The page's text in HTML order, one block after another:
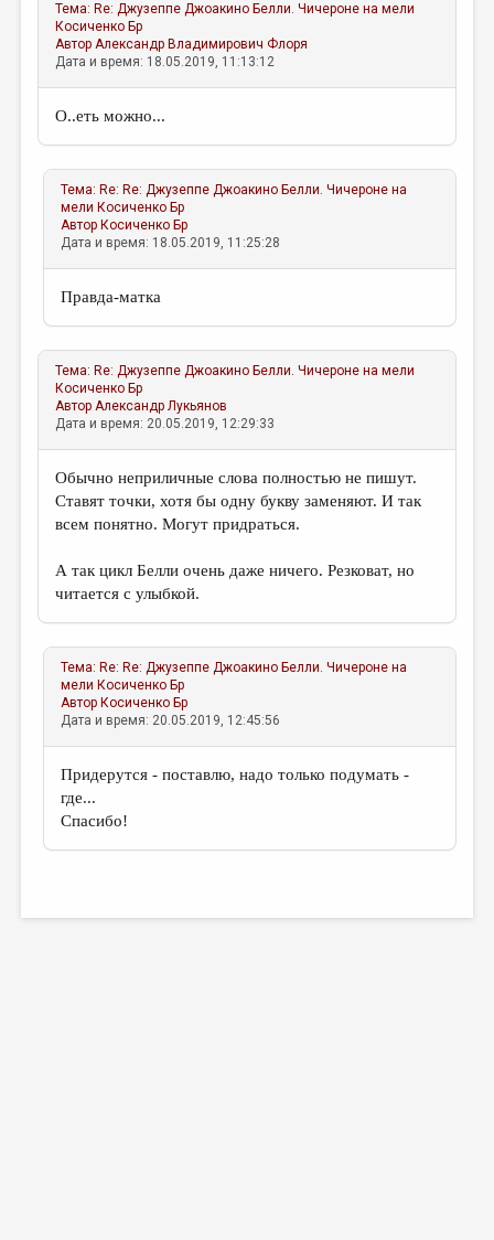
Тема: Re: Джузеппе Джоакино Белли. Чичероне на мели
Косиченко Бр
АвторАлександр Владимирович Флоря
Дата и время: 18.05.2019, 11:13:12
О..еть можно...
Тема: Re: Re: Джузеппе Джоакино Белли. Чичероне на
мели Косиченко Бр
Автор Косиченко Бр
Дата и время: 18.05.2019, 11:25:28
Правда-матка
Тема: Re: Джузеппе Джоакино Белли. Чичероне на мели
Косиченко Бр
АвторАлександр Лукьянов
Дата и время: 20.05.2019, 12:29:33
Обычно неприличные слова полностью не пишут.
Ставят точки, хотя бы одну букву заменяют. И так
всем понятно. Могут придраться.
А так цикл Белли очень даже ничего. Резковат, но
читается с улыбкой.
Тема: Re: Re: Джузеппе Джоакино Белли. Чичероне на
мели Косиченко Бр
Автор Косиченко Бр
Дата и время: 20.05.2019, 12:45:56
Придерутся - поставлю, надо только подумать -
где...
Спасибо!